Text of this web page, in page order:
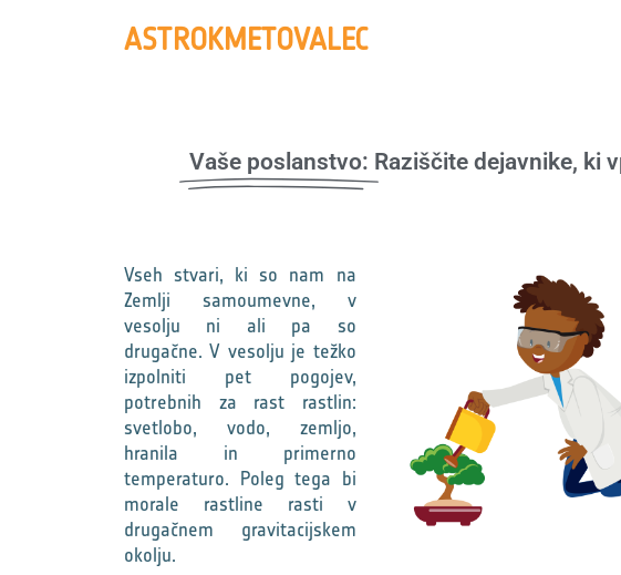
ASTROKMETOVALEC
Vaše poslanstvo: Raziščite dejavnike, ki
Vseh stvari, ki so nam na
Zemlji samoumevne, v
vesolju ni ali pa so
drugačne. V vesolju je težko
izpolniti pet pogojev,
potrebnih za rast rastlin:
svetlobo, vodo, zemljo,
hranila in primerno
temperaturo. Poleg tega bi
morale rastline rasti v
drugačnem gravitacijskem
okolju.